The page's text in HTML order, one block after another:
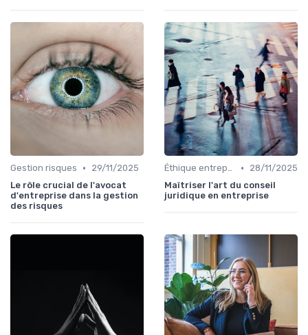
Gestion risques •
29/11/2025
Le rôle crucial de l'avocat
d'entreprise dans la gestion
des risques
Éthique entreprise •
28/11/2025
Maîtriser l'art du conseil
juridique en entreprise